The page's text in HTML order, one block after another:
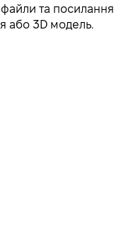
файли та посилання
або 3D модель.